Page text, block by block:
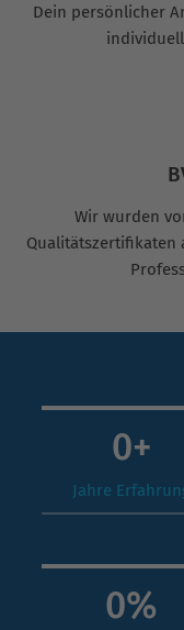
Dein persönlicher
Wir wurden
Qualitätszertifikaten
0+
Jahre
0%